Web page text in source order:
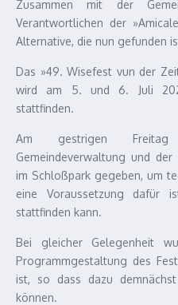
Zusammen mit der
Verantwortlichen der
Alternative, die nun gefunden
Das »49. Wisefest vun der
wird am 5. und 6. Juli
stattfinden.
Am gestrigen
Gemeindeverwaltung und
im Schloßpark gegeben, um
eine Voraussetzung dafür
stattfinden kann.
Bei gleicher Gelegenheit
Programmgestaltung des
ist, so dass dazu
können.